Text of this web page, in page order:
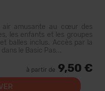
amusante au cœur des
les enfants et les groupes
balles inclus. Accès par la
le Basic Pas...
à partir de 9,50 €